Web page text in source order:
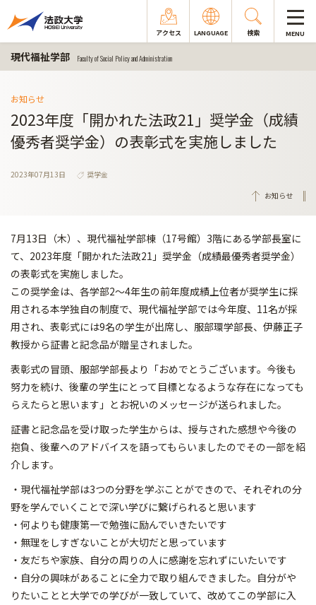
アクセス LANGUAGE 検索 MENU
現代福祉学部 Faculty of Social Policy and Administration
お知らせ
2023年度「開かれた法政21」奨学金（成績
優秀者奨学金）の表彰式を実施しました
2023年07月13日
奨学金
お知らせ
7月13日（木）、現代福祉学部棟（17号館）3階にある学部長室に
て、2023年度「開かれた法政21」奨学金（成績最優秀者奨学金）
の表彰式を実施しました。
この奨学金は、各学部2～4年生の前年度成績上位者が奨学生に採
用される本学独自の制度で、現代福祉学部では今年度、11名が採
用され、表彰式には9名の学生が出席し、服部環学部長、伊藤正子
教授から証書と記念品が贈呈されました。
表彰式の冒頭、服部学部長より「おめでとうございます。今後も
努力を続け、後輩の学生にとって目標となるような存在になっても
らえたらと思います」とお祝いのメッセージが送られました。
証書と記念品を受け取った学生からは、授与された感想や今後の
抱負、後輩へのアドバイスを語ってもらいましたのでその一部を紹
介します。
・現代福祉学部は3つの分野を学ぶことができので、それぞれの分
野を学んでいくことで深い学びに繋げられると思います
・何よりも健康第一で勉強に励んでいきたいです
・無理をしすぎないことが大切だと思っています
・友だちや家族、自分の周りの人に感謝を忘れずにいたいです
・自分の興味があることに全力で取り組んできました。自分がや
りたいことと大学での学びが一致していて、改めてこの学部に入